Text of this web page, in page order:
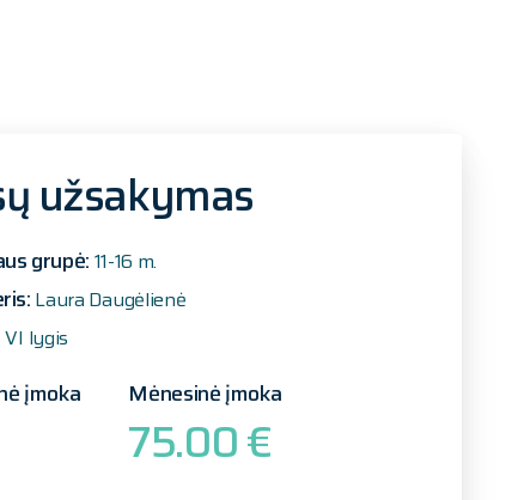
užsakymas
grupė:11-16 m.
Laura Daugėlienė
VI lygis
įmoka Mėnesinė įmoka
75.00 €